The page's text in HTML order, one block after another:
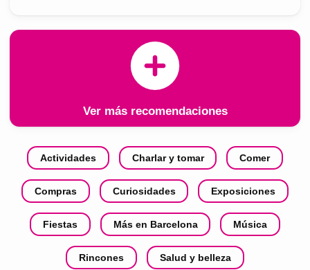
Ver más recomendaciones
Actividades Charlar y tomar Comer
Compras Curiosidades Exposiciones
Fiestas Más en Barcelona Música
Rincones Salud y belleza